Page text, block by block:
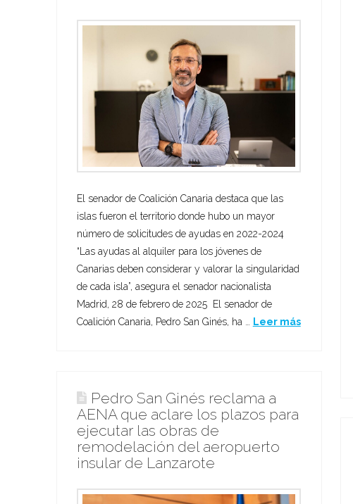
El senador de Coalición Canaria destaca que las
islas fueron el territorio donde hubo un mayor
número de solicitudes de ayudas en 2022-2024
“Las ayudas al alquiler para los jóvenes de
Canarias deben considerar y valorar la singularidad
de cada isla”, asegura el senador nacionalista
Madrid, 28 de febrero de 2025 El senador de
Coalición Canaria, Pedro San Ginés, ha …
Leer más
Pedro San Ginés reclama a
AENA que aclare los plazos para
ejecutar las obras de
remodelación del aeropuerto
insular de Lanzarote